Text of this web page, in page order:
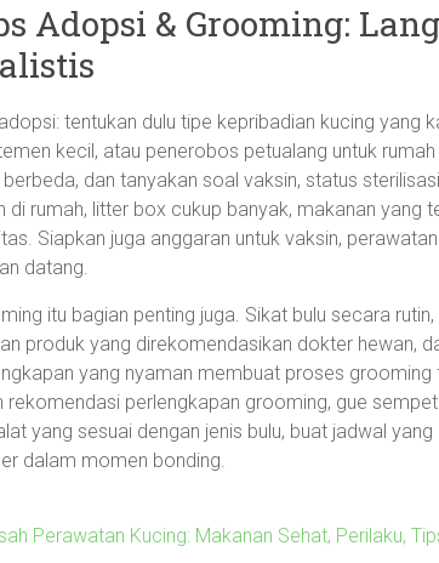
Adopsi & Grooming:
tentukan dulu tipe kepribadian kucing yang
kecil, atau penerobos petualang untuk
dan tanyakan soal vaksin, status
di rumah, litter box cukup banyak, makanan yang
Siapkan juga anggaran untuk vaksin,
datang.
itu bagian penting juga. Sikat bulu secara
produk yang direkomendasikan dokter hewan,
yang nyaman membuat proses
rekomendasi perlengkapan grooming, gue
yang sesuai dengan jenis bulu, buat jadwal
dalam momen bonding.
Perawatan Kucing: Makanan Sehat, Perilaku,